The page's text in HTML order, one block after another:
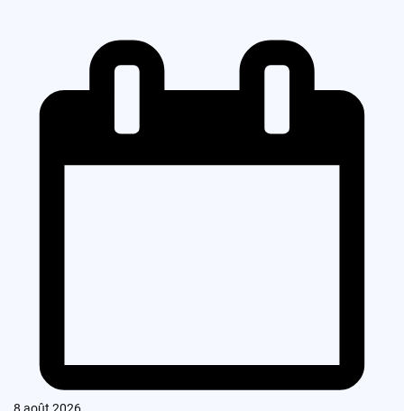
8 août 2026